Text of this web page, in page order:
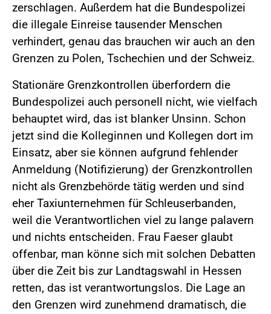
zerschlagen. Außerdem hat die Bundespolizei
die illegale Einreise tausender Menschen
verhindert, genau das brauchen wir auch an den
Grenzen zu Polen, Tschechien und der Schweiz.
Stationäre Grenzkontrollen überfordern die
Bundespolizei auch personell nicht, wie vielfach
behauptet wird, das ist blanker Unsinn. Schon
jetzt sind die Kolleginnen und Kollegen dort im
Einsatz, aber sie können aufgrund fehlender
Anmeldung (Notifizierung) der Grenzkontrollen
nicht als Grenzbehörde tätig werden und sind
eher Taxiunternehmen für Schleuserbanden,
weil die Verantwortlichen viel zu lange palavern
und nichts entscheiden. Frau Faeser glaubt
offenbar, man könne sich mit solchen Debatten
über die Zeit bis zur Landtagswahl in Hessen
retten, das ist verantwortungslos. Die Lage an
den Grenzen wird zunehmend dramatisch, die